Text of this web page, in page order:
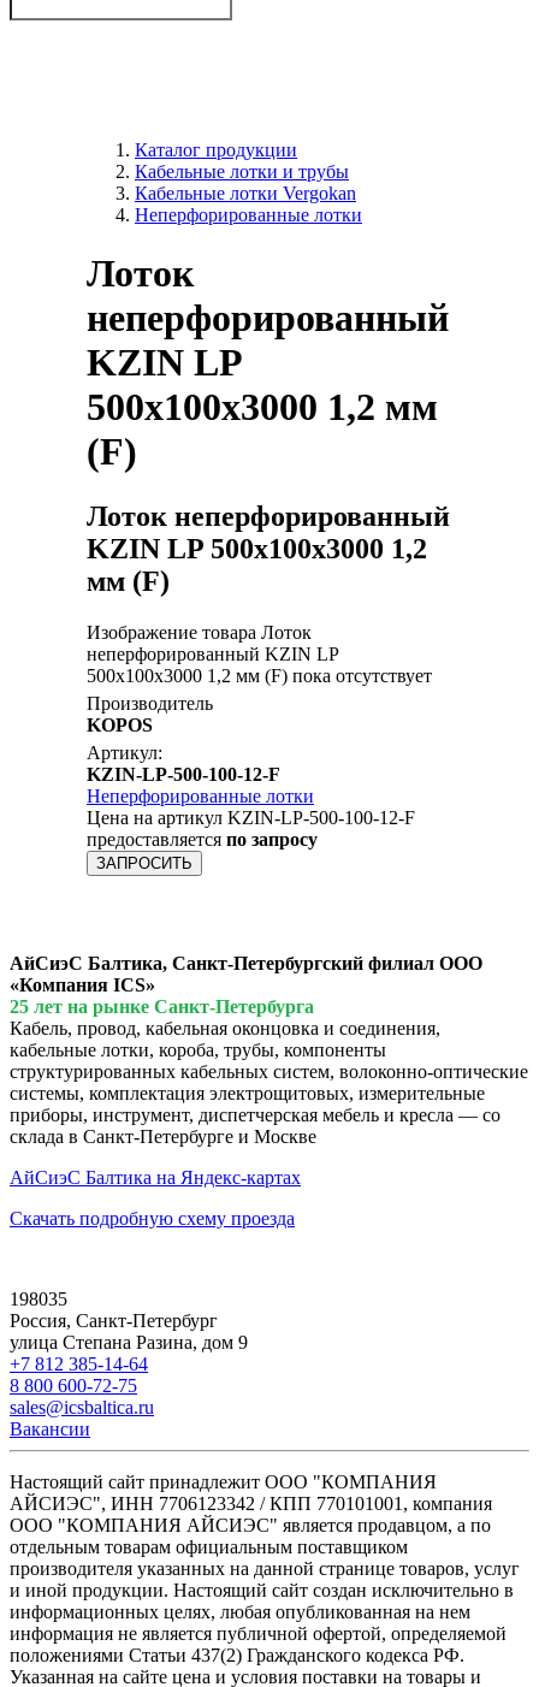
Каталог продукции
Кабельные лотки и трубы
Кабельные лотки Vergokan
Неперфорированные лотки
Лоток
неперфорированный
KZIN LP
500x100х3000 1,2 мм
(F)
Лоток неперфорированный
KZIN LP 500x100х3000 1,2
мм (F)
Изображение товара Лоток
неперфорированный KZIN LP
500x100х3000 1,2 мм (F) пока отсутствует
Производитель
KOPOS
Артикул:
KZIN-LP-500-100-12-F
Неперфорированные лотки
Цена на артикул KZIN-LP-500-100-12-F
предоставляется по запросу
ЗАПРОСИТЬ
АйСиэС Балтика, Санкт-Петербургский филиал ООО
«Компания ICS»
25 лет на рынке Санкт-Петербурга
Кабель, провод, кабельная оконцовка и соединения,
кабельные лотки, короба, трубы, компоненты
структурированных кабельных систем, волоконно-оптические
системы, комплектация электрощитовых, измерительные
приборы, инструмент, диспетчерская мебель и кресла — со
склада в Санкт-Петербурге и Москве
АйСиэС Балтика на Яндекс-картах
Скачать подробную схему проезда
198035
Россия, Санкт-Петербург
улица Степана Разина, дом 9
+7 812 385-14-64
8 800 600-72-75
sales@icsbaltica.ru
Вакансии
Настоящий сайт принадлежит ООО "КОМПАНИЯ
АЙСИЭС", ИНН 7706123342 / КПП 770101001, компания
ООО "КОМПАНИЯ АЙСИЭС" является продавцом, а по
отдельным товарам официальным поставщиком
производителя указанных на данной странице товаров, услуг
и иной продукции. Настоящий сайт создан исключительно в
информационных целях, любая опубликованная на нем
информация не является публичной офертой, определяемой
положениями Статьи 437(2) Гражданского кодекса РФ.
Указанная на сайте цена и условия поставки на товары и